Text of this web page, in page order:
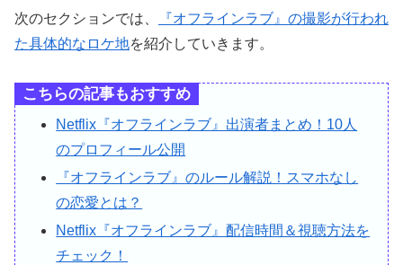
次のセクションでは、
『オフラインラブ』の撮影が行われ
た具体的なロケ地を紹介していきます。
こちらの記事もおすすめ
Netflix『オフラインラブ』出演者まとめ！10人
のプロフィール公開
『オフラインラブ』のルール解説！スマホなし
の恋愛とは？
Netflix『オフラインラブ』配信時間＆視聴方法を
チェック！